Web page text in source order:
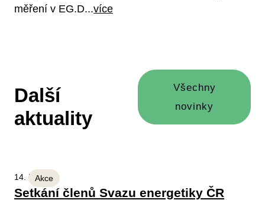
měření v EG.D...více
Další
aktuality
Všechny
novinky
Akce
14. 5. 2026
Setkání členů Svazu energetiky ČR